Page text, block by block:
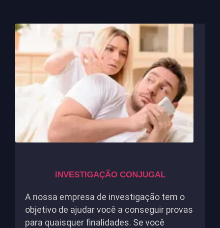
INVESTIGAÇÃO CONJUGAL
A nossa empresa de investigação tem o
objetivo de ajudar você a conseguir provas
para quaisquer finalidades. Se você